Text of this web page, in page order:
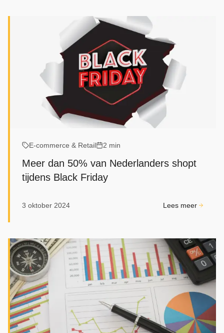
E‑commerce & Retail 2 min
Meer dan 50% van Nederlanders shopt
tijdens Black Friday
3 oktober 2024 Lees meer